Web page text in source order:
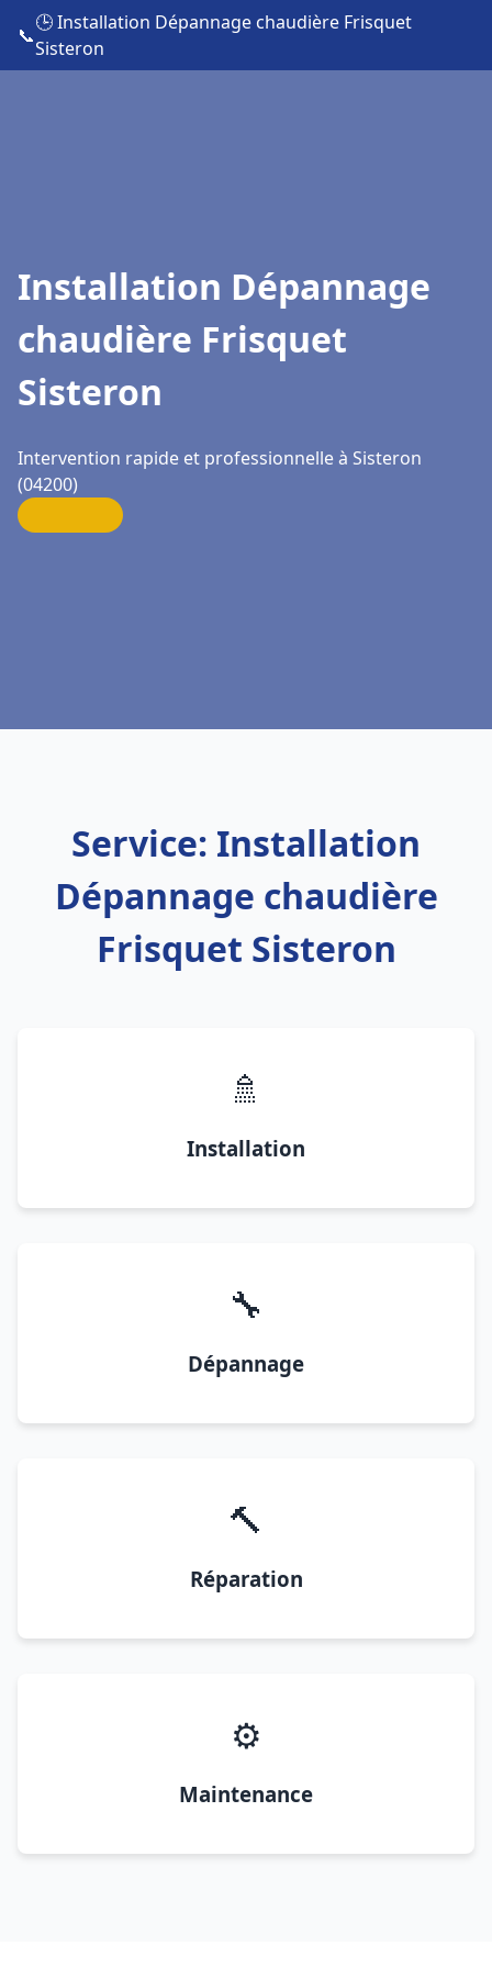
📞
🕒 Installation Dépannage chaudière Frisquet
Sisteron
Installation Dépannage
chaudière Frisquet
Sisteron
Intervention rapide et professionnelle à Sisteron
(04200)
Service: Installation
Dépannage chaudière
Frisquet Sisteron
🚿
Installation
🔧
Dépannage
🔨
Réparation
⚙️
Maintenance